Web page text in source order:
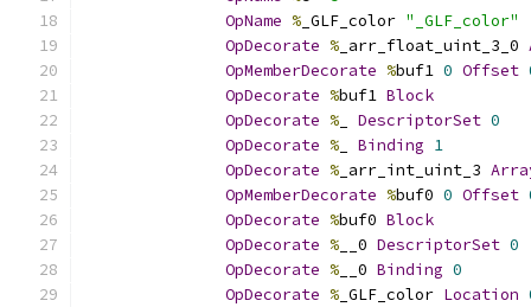
OpName % _GLF_color "_GLF_color"
OpDecorate % _arr_float_uint_3_0
OpMemberDecorate %buf1 0 Offset
OpDecorate %buf1 Block
OpDecorate % DescriptorSet 0
OpDecorate % Binding 1
OpDecorate % _arr_int_uint_3
OpMemberDecorate %buf0 0 Offset
OpDecorate %buf0 Block
OpDecorate % __0 DescriptorSet 0
OpDecorate % __0 Binding 0
OpDecorate % _GLF_color Location